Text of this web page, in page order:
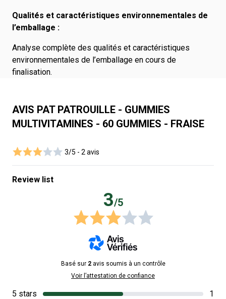
Qualités et caractéristiques environnementales de
l’emballage :
Analyse complète des qualités et caractéristiques
environnementales de l’emballage en cours de
finalisation.
AVIS PAT PATROUILLE - GUMMIES
MULTIVITAMINES - 60 GUMMIES - FRAISE
3/5 - 2 avis
Review list
3/5
Basé sur 2avis soumis à un contrôle
Voir l’attestation de confiance
5 stars
1